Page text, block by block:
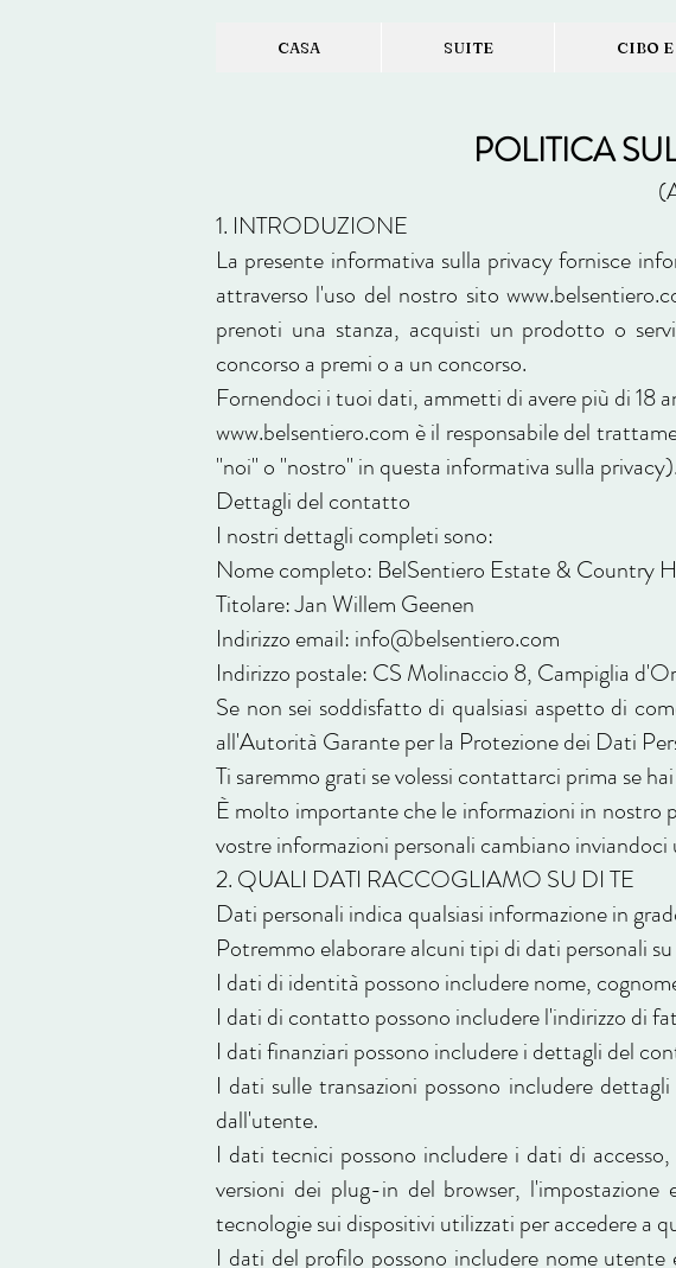
CASA SUITE CIBO
POLITICA
1. INTRODUZIONE
La presente informativa sulla privacy fornisce
attraverso l'uso del nostro sito
prenoti una stanza, acquisti un prodotto o
concorso a premi o a un concorso.
Fornendoci i tuoi dati, ammetti di avere più di 18
www.belsentiero.com è il responsabile del
"noi" o "nostro" in questa informativa sulla privacy).
Dettagli del contatto
I nostri dettagli completi sono:
Nome completo: BelSentiero Estate & Country
Titolare: Jan Willem Geenen
Indirizzo email: info@belsentiero.com
Indirizzo postale: CS Molinaccio 8, Campiglia
Se non sei soddisfatto di qualsiasi aspetto di
all'Autorità Garante per la Protezione dei Dati
Ti saremmo grati se volessi contattarci prima se
È molto importante che le informazioni in nostro
vostre informazioni personali cambiano
2. QUALI DATI RACCOGLIAMO SU DI TE
Dati personali indica qualsiasi informazione in
Potremmo elaborare alcuni tipi di dati personali
I dati di identità possono includere nome,
I dati di contatto possono includere l'indirizzo di
I dati finanziari possono includere i dettagli del
I dati sulle transazioni possono includere
dall'utente.
I dati tecnici possono includere i dati di
versioni dei plug-in del browser,
tecnologie sui dispositivi utilizzati per accedere a
I dati del profilo possono includere nome